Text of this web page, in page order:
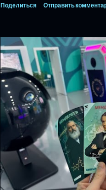
Поделиться
Отправить